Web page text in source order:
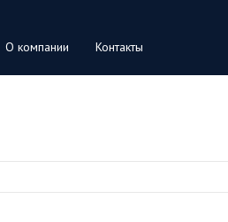
О компании Контакты